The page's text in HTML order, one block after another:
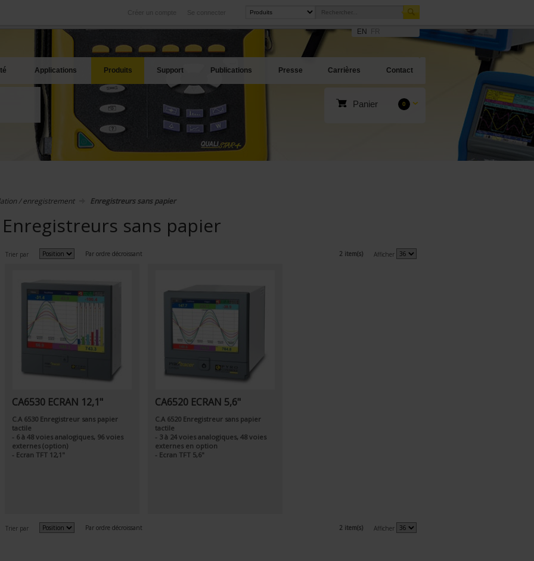
Se connecter
Créer un compte
International
Nos filiales à l'étranger
Nos meilleures offres
EN
Applications Produits Support Publications Presse Carrières Contact
Panier 0
/ enregistrement Enregistreurs sans papier
Enregistreurs sans papier
Trier par Par ordre décroissant 2 item(s) Afficher
CA6530 ECRAN 12,1"
C.A 6530 Enregistreur sans papier
tactile
- 6 à 48 voies analogiques, 96 voies
externes (option)
- Ecran TFT 12,1"
CA6520 ECRAN 5,6"
C.A 6520 Enregistreur sans papier
tactile
- 3 à 24 voies analogiques, 48 voies
externes en option
- Ecran TFT 5,6"
Trier par Par ordre décroissant 2 item(s) Afficher